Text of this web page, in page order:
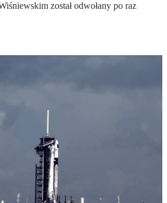
został odwołany po raz